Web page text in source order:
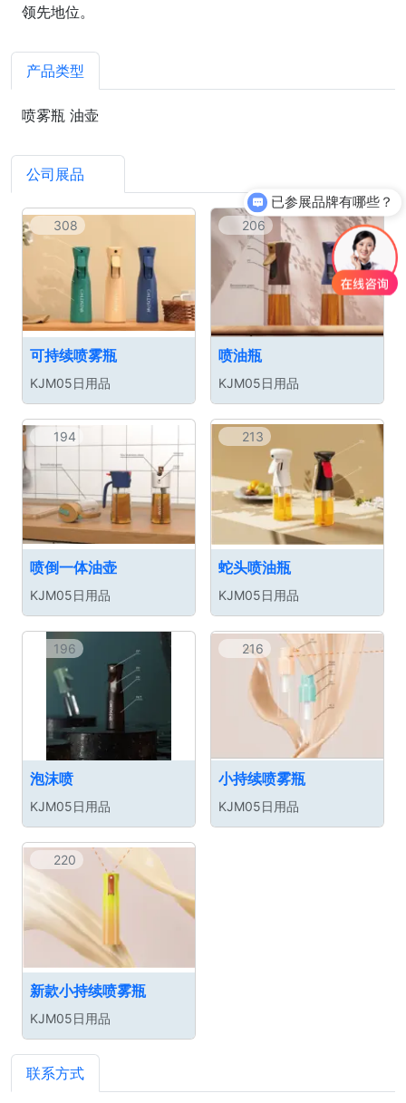
领先地位。
产品类型
喷雾瓶 油壶
公司展品
308
可持续喷雾瓶
KJM05日用品
206
喷油瓶
KJM05日用品
194
喷倒一体油壶
KJM05日用品
213
蛇头喷油瓶
KJM05日用品
196
泡沫喷
KJM05日用品
216
小持续喷雾瓶
KJM05日用品
220
新款小持续喷雾瓶
KJM05日用品
联系方式
已参展品牌有哪些？